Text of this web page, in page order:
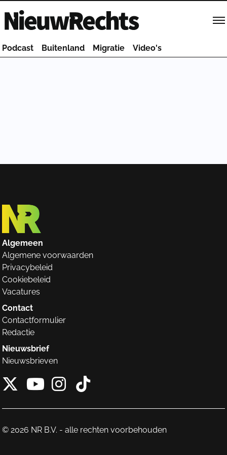
Homepage van NieuwRechts
Podcast Buitenland Migratie Video's
Algemeen
Algemene voorwaarden
Privacybeleid
Cookiebeleid
Vacatures
Contact
Contactformulier
Redactie
Nieuwsbrief
Nieuwsbrieven
X van NieuwRechts
Instagram van
Tiktok van
© 2026 NR B.V. - alle rechten voorbehouden